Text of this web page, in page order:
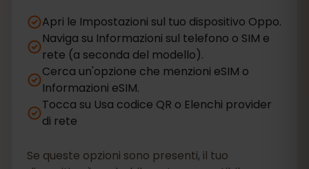
Apri le Impostazioni sul tuo dispositivo Oppo.
Naviga su Informazioni sul telefono o SIM e
rete (a seconda del modello).
Cerca un'opzione che menzioni eSIM o
Informazioni eSIM.
Tocca su Usa codice QR o Elenchi provider
di rete
Se queste opzioni sono presenti, il tuo